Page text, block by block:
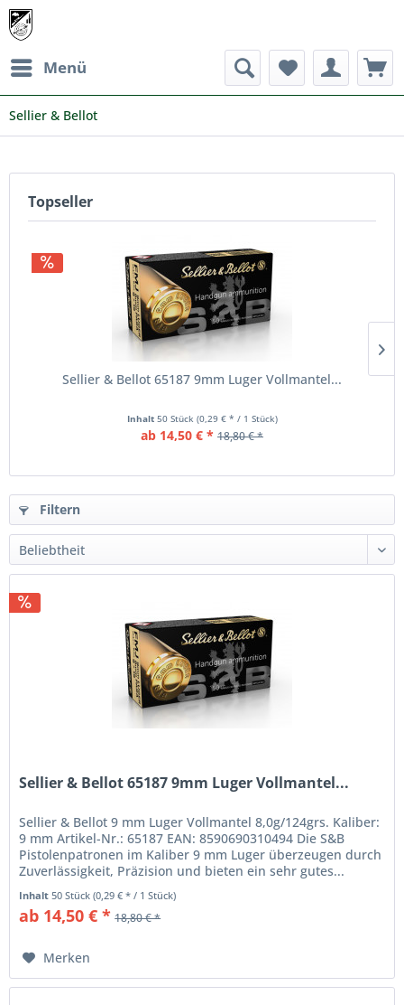
Menü
Sellier & Bellot
Topseller
Sellier & Bellot 65187 9mm Luger Vollmantel...
Inhalt 50 Stück (0,29 € * / 1 Stück)
ab 14,50 € * 18,80 € *
Filtern
Sellier & Bellot 65187 9mm Luger Vollmantel...
Sellier & Bellot 9 mm Luger Vollmantel 8,0g/124grs. Kaliber:
9 mm Artikel-Nr.: 65187 EAN: 8590690310494 Die S&B
Pistolenpatronen im Kaliber 9 mm Luger überzeugen durch
Zuverlässigkeit, Präzision und bieten ein sehr gutes...
Inhalt50 Stück(0,29 € * / 1 Stück)
ab 14,50 € * 18,80 € *
Merken